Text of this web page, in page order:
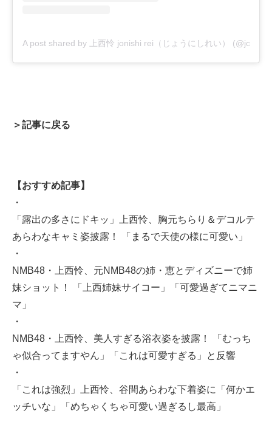
A post shared by 上西怜 jonishi rei（じょうにしれい）
＞記事に戻る
【おすすめ記事】
・
「露出の多さにドキッ」上西怜、胸元ちらり＆デコルテ
あらわなキャミ姿披露！ 「まるで天使の様に可愛い」
・
NMB48・上西怜、元NMB48の姉・恵とディズニーで姉
妹ショット！ 「上西姉妹サイコー」「可愛過ぎてニマニ
マ」
・
NMB48・上西怜、美人すぎる浴衣姿を披露！ 「むっち
ゃ似合ってますやん」「これは可愛すぎる」と反響
・
「これは強烈」上西怜、谷間あらわな下着姿に「何かエ
ッチいな」「めちゃくちゃ可愛い過ぎるし最高」